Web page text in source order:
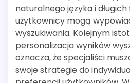
naturalnego języka i
użytkownicy mogą
wyszukiwania. Kolejnym
personalizacja wyników
oznacza, że specjaliści
swoje strategie do